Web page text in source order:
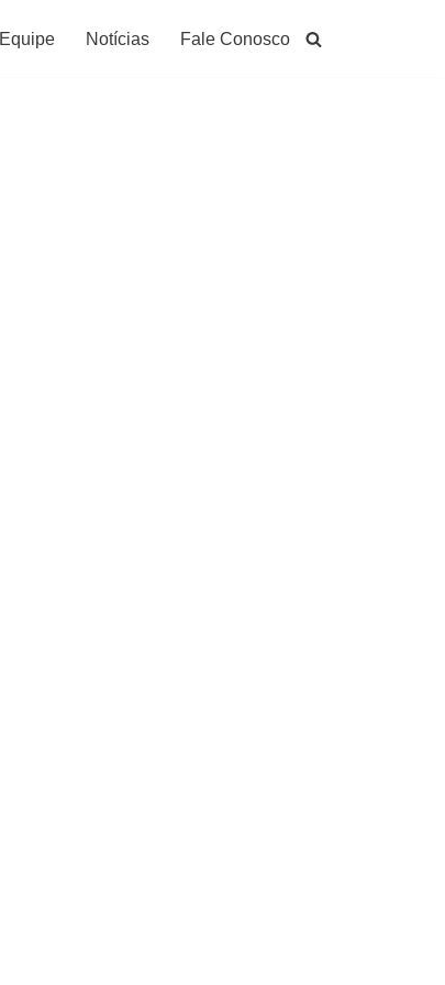
Equipe Notícias Fale Conosco